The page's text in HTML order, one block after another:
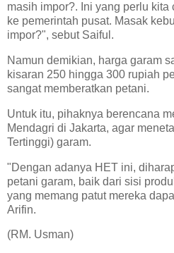
masih impor?. Ini yang perlu
ke pemerintah pusat. Masak
impor?", sebut Saiful.
Namun demikian, harga garam
kisaran 250 hingga 300 rupiah
sangat memberatkan petani.
Untuk itu, pihaknya berencana
Mendagri di Jakarta, agar
Tertinggi) garam.
"Dengan adanya HET ini,
petani garam, baik dari sisi
yang memang patut mereka
Arifin.
(RM. Usman)